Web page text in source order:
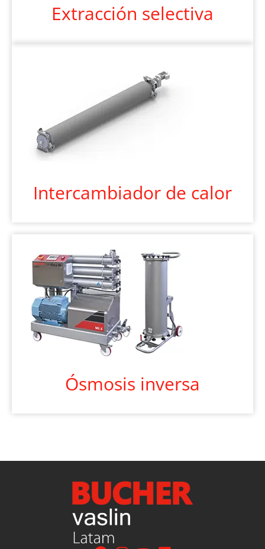
Extracción selectiva
Intercambiador de calor
Ósmosis inversa